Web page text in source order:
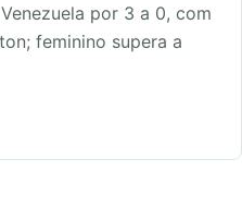
por 3 a 0, com
feminino supera a